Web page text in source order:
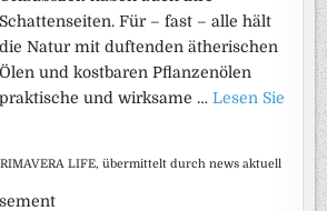
Schattenseiten. Für – fast – alle hält
die Natur mit duftenden ätherischen
Ölen und kostbaren Pflanzenölen
praktische und wirksame …Lesen Sie
LIFE, übermittelt durch news aktuell